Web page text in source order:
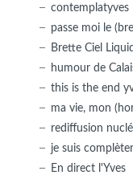
contemplatyves
passe moi le
Brette Ciel
humour de
this is the end
ma vie, mon
rediffusion
je suis
En direct l'Yves